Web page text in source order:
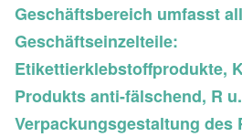
Geschäftsbereich umfasst
Geschäftseinzelteile:
Etikettierklebstoffprodukte,
Produkts anti-fälschend, R
Verpackungsgestaltung des